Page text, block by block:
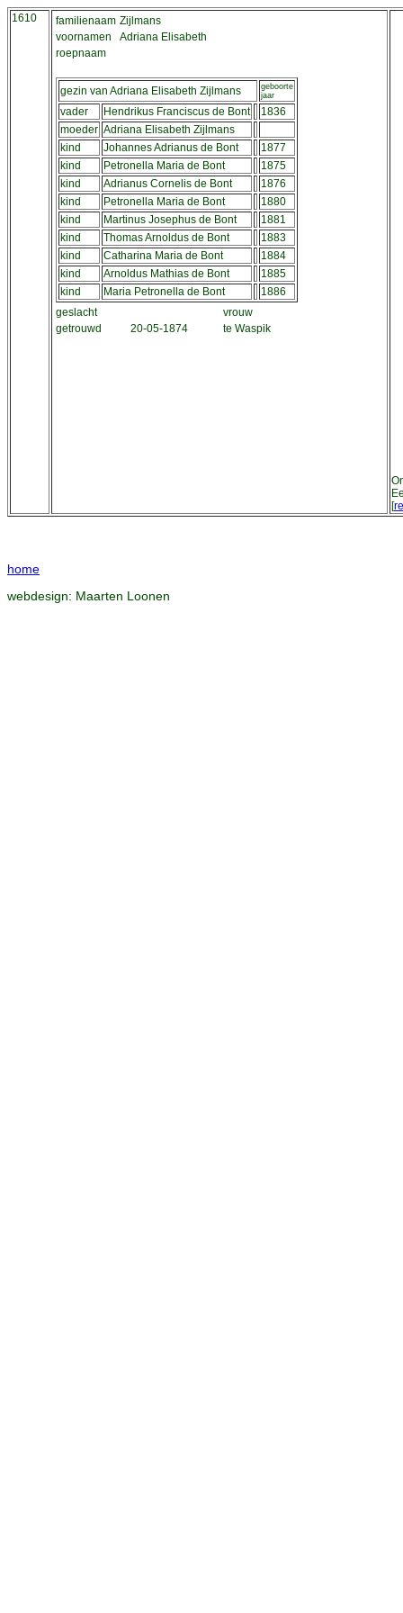
1610 familienaam Zijlmans
voornamen
Adriana Elisabeth
roepnaam
gezin van Adriana Elisabeth Zijlmans
geboorte
jaar
vader Hendrikus Franciscus de Bont
1836
moeder Adriana Elisabeth Zijlmans
kind
Johannes Adrianus de Bont
1877
kind
Petronella Maria de Bont
1875
kind
Adrianus Cornelis de Bont
1876
kind
Petronella Maria de Bont
1880
kind
Martinus Josephus de Bont
1881
kind
Thomas Arnoldus de Bont
1883
kind
Catharina Maria de Bont
1884
kind
Arnoldus Mathias de Bont
1885
kind
Maria Petronella de Bont
1886
geslacht
vrouw
getrouwd
20-05-1874 te Waspik
[
home
webdesign: Maarten Loonen